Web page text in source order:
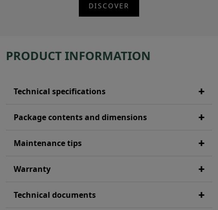
DISCOVER
PRODUCT INFORMATION
Technical specifications
Package contents and dimensions
Maintenance tips
Warranty
Technical documents